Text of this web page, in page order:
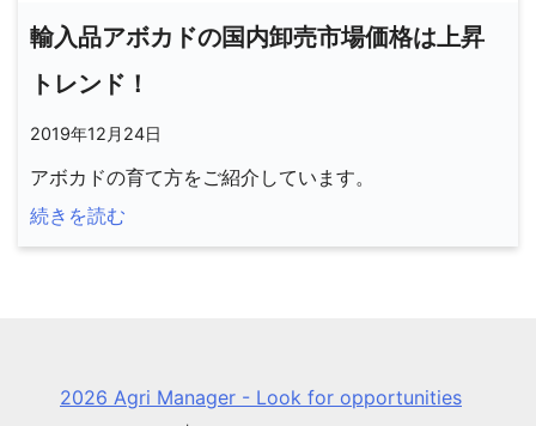
輸入品アボカドの国内卸売市場価格は上昇
トレンド！
2019年12月24日
アボカドの育て方をご紹介しています。
続きを読む
2026 Agri Manager - Look for opportunities